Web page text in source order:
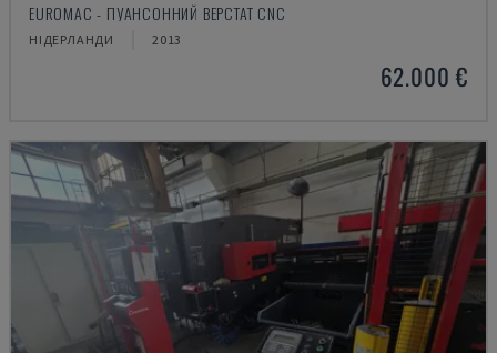
EUROMAC - ПУАНСОННИЙ ВЕРСТАТ CNC
НІДЕРЛАНДИ 2013
62.000 €